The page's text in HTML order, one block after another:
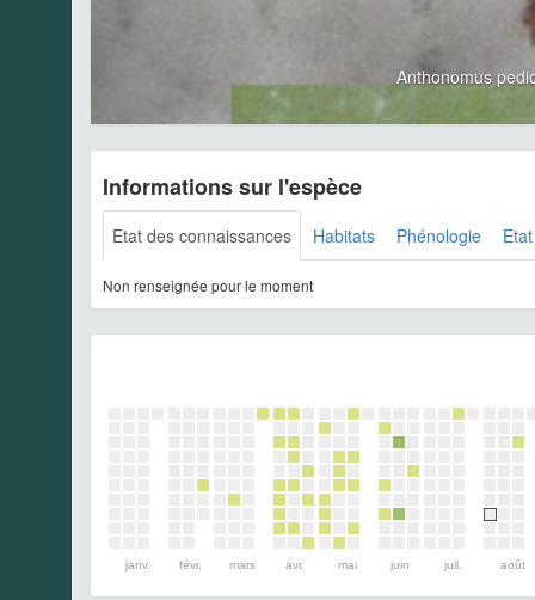
Anthonomus
Informations sur l'espèce
Etat des connaissances Habitats Phénologie
Non renseignée pour le moment
janv. févr. mars avr. mai juin juil. août